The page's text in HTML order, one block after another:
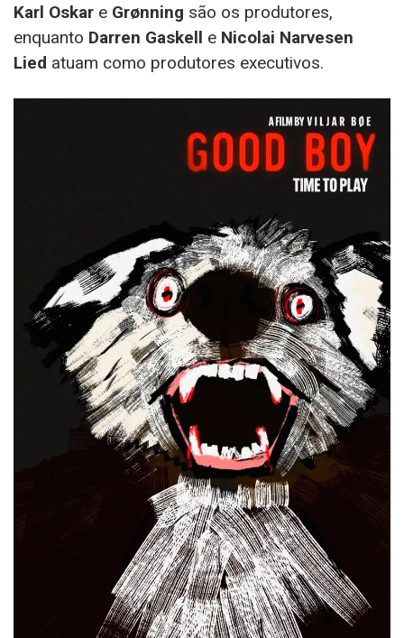
Karl Oskar e Grønning são os produtores,
enquanto Darren Gaskell e Nicolai Narvesen
Lied atuam como produtores executivos.